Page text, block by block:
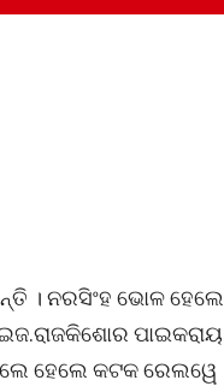
। ନରସିଂହ ଭୋଳ ହେଲେ
ପାଇକରାୟ
ହେଲେ କଟକ ରେଲୱେ